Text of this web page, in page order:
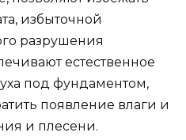
избыточной
разрушения
естественное
под фундаментом,
появление влаги и
и плесени.